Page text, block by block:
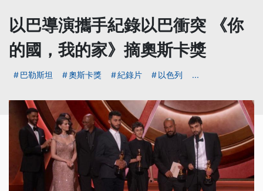
以巴導演攜手紀錄以巴衝突 《你
的國，我的家》摘奧斯卡獎
巴勒斯坦 奧斯卡獎 紀錄片 以色列 ...